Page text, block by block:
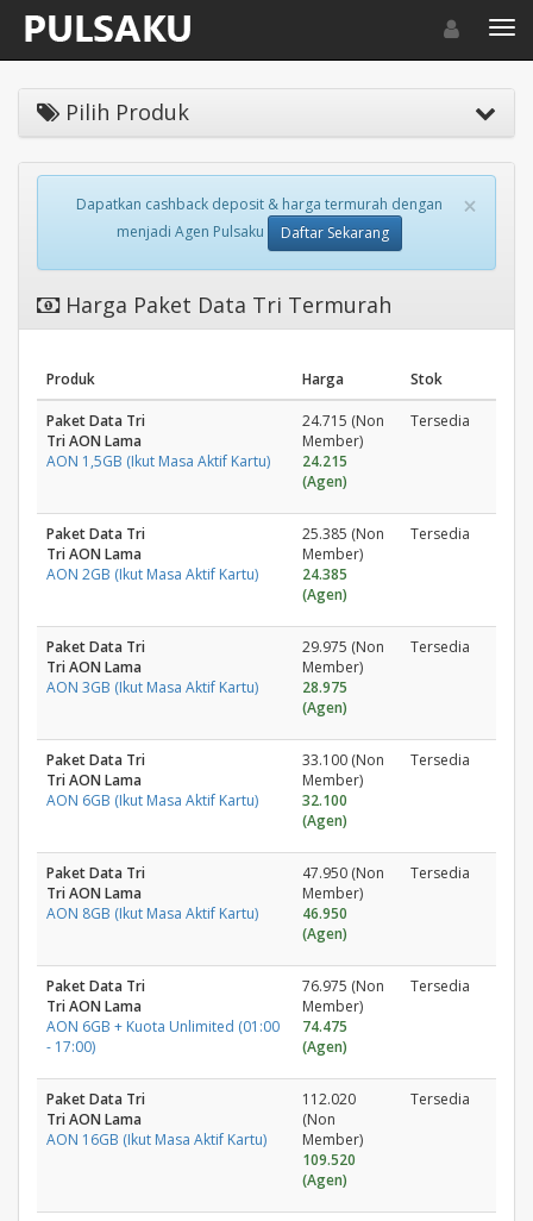
Toggle
Pilih Produk
×
Dapatkan cashback deposit & harga termurah dengan
menjadi Agen Pulsaku
Daftar Sekarang
Harga Paket Data Tri Termurah
Produk Harga Stok
Paket Data Tri
Tri AON Lama
AON 1,5GB (Ikut Masa Aktif Kartu)
24.715 (Non
Member)
24.215
(Agen)
Tersedia
Paket Data Tri
Tri AON Lama
AON 2GB (Ikut Masa Aktif Kartu)
25.385 (Non
Member)
24.385
(Agen)
Tersedia
Paket Data Tri
Tri AON Lama
AON 3GB (Ikut Masa Aktif Kartu)
29.975 (Non
Member)
28.975
(Agen)
Tersedia
Paket Data Tri
Tri AON Lama
AON 6GB (Ikut Masa Aktif Kartu)
33.100 (Non
Member)
32.100
(Agen)
Tersedia
Paket Data Tri
Tri AON Lama
AON 8GB (Ikut Masa Aktif Kartu)
47.950 (Non
Member)
46.950
(Agen)
Tersedia
Paket Data Tri
Tri AON Lama
AON 6GB + Kuota Unlimited (01:00
- 17:00)
76.975 (Non
Member)
74.475
(Agen)
Tersedia
Paket Data Tri
Tri AON Lama
AON 16GB (Ikut Masa Aktif Kartu)
112.020
(Non
Member)
109.520
(Agen)
Tersedia